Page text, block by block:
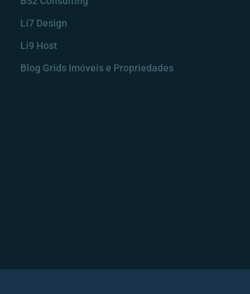
Li7 Design
Li9 Host
Blog Grids Imóveis e Propriedades